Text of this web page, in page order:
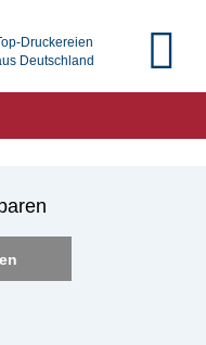
Druckereien
Deutschland